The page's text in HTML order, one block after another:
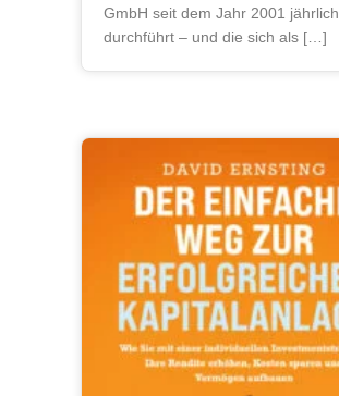
GmbH seit dem Jahr 2001 jährlich
durchführt – und die sich als […]